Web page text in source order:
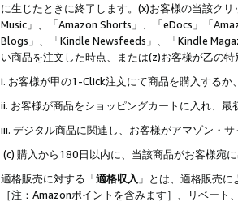
に生じたときに終了します。(x)お客様の当該ク
Music」、「Amazon Shorts」、「eDocs」「
Blogs」、「Kindle Newsfeeds」、「Kindle
い商品を注文した時点、または(z)お客様が乙の
i. お客様が甲の1-Click注文にて商品を購入するか、
ii. お客様が商品をショッピングカートに入れ、
iii. デジタル商品に関連し、お客様がアマゾン・
(c) 購入から180日以内に、当該商品がお客様宛
適格販売に対する「適格収入 」とは、適格販売
［注：Amazonポイントを含みます］、リベー